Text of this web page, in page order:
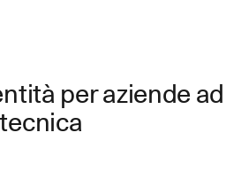
per aziende